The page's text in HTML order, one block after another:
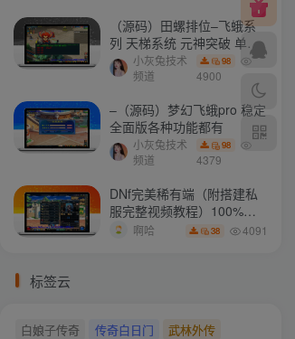
（源码）田螺排位–飞蛾系
列 天梯系统 元神突破 单机
免费 含GM工具
小灰兔技术
频道
98
4900
–（源码）梦幻飞蛾pro 稳定
全面版各种功能都有
小灰兔技术
频道
98
4379
DNf完美稀有端（附搭建私
服完整视频教程）100%可
搭建(附完美端升级补丁)
啊哈 38 4091
标签云
白娘子传奇 传奇白日门
武林外传